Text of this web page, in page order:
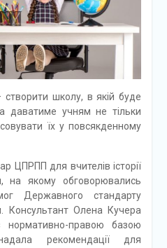
школу, в якій буде
даватиме учням не тільки
їх у повсякденному
ЦПРПП для вчителів історії
на якому обговорювались
Державного стандарту
Консультант Олена Кучера
нормативно-правою базою
рекомендації для